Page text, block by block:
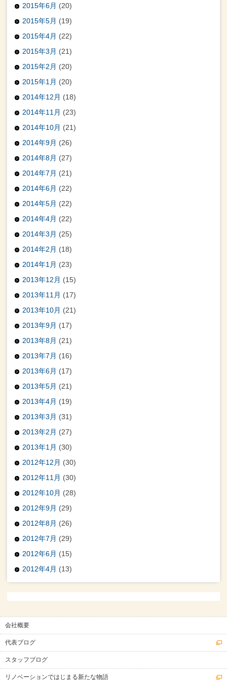
2015年6月 (20)
2015年5月 (19)
2015年4月 (22)
2015年3月 (21)
2015年2月 (20)
2015年1月 (20)
2014年12月 (18)
2014年11月 (23)
2014年10月 (21)
2014年9月 (26)
2014年8月 (27)
2014年7月 (21)
2014年6月 (22)
2014年5月 (22)
2014年4月 (22)
2014年3月 (25)
2014年2月 (18)
2014年1月 (23)
2013年12月 (15)
2013年11月 (17)
2013年10月 (21)
2013年9月 (17)
2013年8月 (21)
2013年7月 (16)
2013年6月 (17)
2013年5月 (21)
2013年4月 (19)
2013年3月 (31)
2013年2月 (27)
2013年1月 (30)
2012年12月 (30)
2012年11月 (30)
2012年10月 (28)
2012年9月 (29)
2012年8月 (26)
2012年7月 (29)
2012年6月 (15)
2012年4月 (13)
会社概要
代表ブログ
スタッフブログ
リノベーションではじまる新たな物語